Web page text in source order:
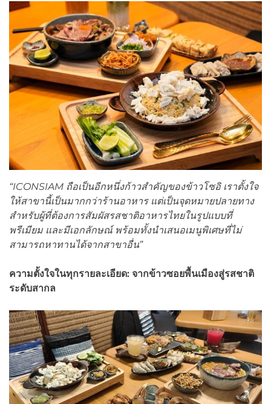
“ICONSIAM ถือเป็นอีกหนึ่งก้าวสำคัญของข้าวโซอิ เราตั้งใจ
ให้สาขานี้เป็นมากกว่าร้านอาหาร แต่เป็นจุดหมายปลายทาง
สำหรับผู้ที่ต้องการสัมผัสรสชาติอาหารไทยในรูปแบบที่
พรีเมียม และมีเอกลักษณ์ พร้อมทั้งนำเสนอเมนูพิเศษที่ไม่
สามารถหาทานได้จากสาขาอื่น”
ความตั้งใจในทุกรายละเอียด: จากข้าวซอยพื้นเมืองสู่รสชาติ
ระดับสากล